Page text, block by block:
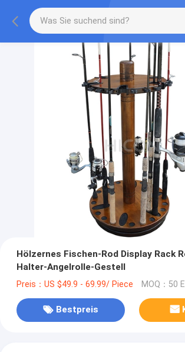
Hölzernes Fischen-Rod Display Rack
Halter-Angelrolle-Gestell
Preis：US $49.9 - 69.99/ Piece MOQ：50
Bestpreis